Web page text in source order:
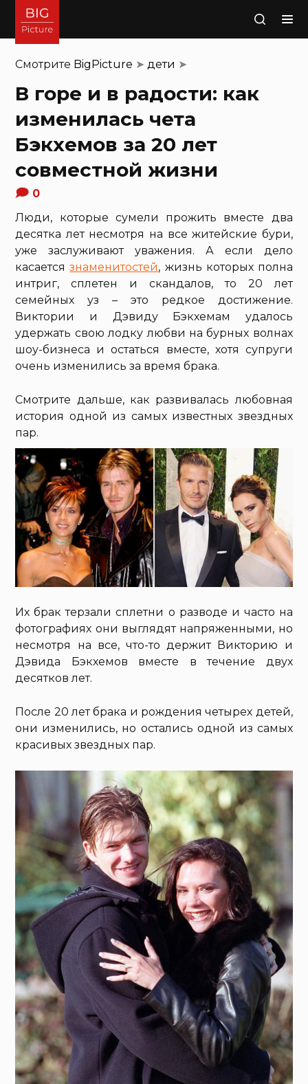
Поиск
Смотрите BigPicture ➤дети ➤
В горе и в радости: как
изменилась чета
Бэкхемов за 20 лет
совместной жизни
0
Люди, которые сумели прожить вместе два
десятка лет несмотря на все житейские бури,
уже заслуживают уважения. А если дело
касаетсязнаменитостей, жизнь которых полна
интриг, сплетен и скандалов, то 20 лет
семейных уз – это редкое достижение.
Виктории и Дэвиду Бэкхемам удалось
удержать свою лодку любви на бурных волнах
шоу-бизнеса и остаться вместе, хотя супруги
очень изменились за время брака.
Смотрите дальше, как развивалась любовная
история одной из самых известных звездных
пар.
Их брак терзали сплетни о разводе и часто на
фотографиях они выглядят напряженными, но
несмотря на все, что-то держит Викторию и
Дэвида Бэкхемов вместе в течение двух
десятков лет.
После 20 лет брака и рождения четырех детей,
они изменились, но остались одной из самых
красивых звездных пар.